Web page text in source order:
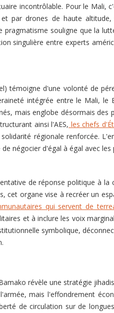
incontrôlable. Pour le Mali,
par drones de haute
souligne que la
singulière entre experts
témoigne d'une volonté de
intégrée entre le Mali, le
mais englobe désormais des
ainsi l'AES, les chefs
régionale renforcée.
négocier d'égal à égal avec les
de réponse politique à la
cet organe vise à recréer un
qui servent de
et à inclure les voix
symbolique,
révèle une stratégie
mais l'effondrement
de circulation sur de